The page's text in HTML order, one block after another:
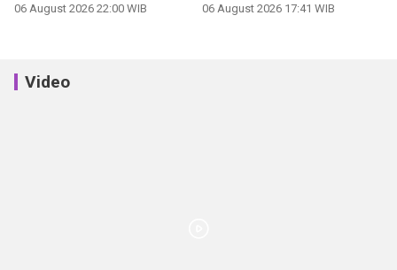
06 August 2026 22:00 WIB 06 August 2026 17:41 WIB
Video